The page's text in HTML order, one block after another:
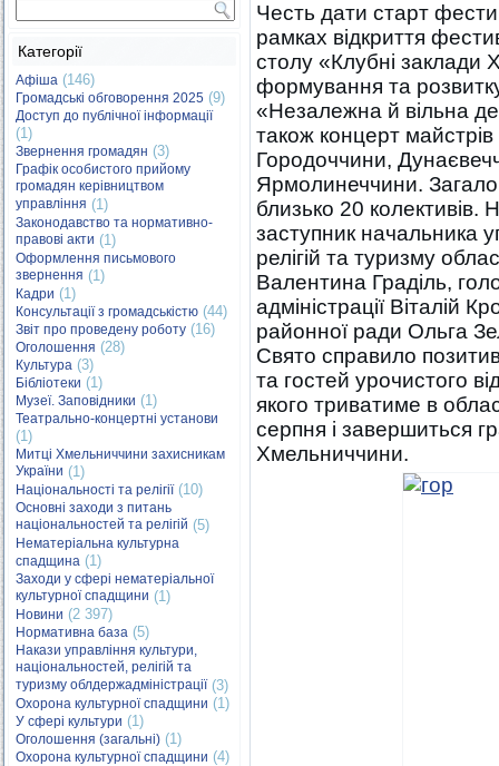
Категорії
Афіша (146)
Громадські обговорення 2025 (9)
Доступ до публічної інформації
(1)
Звернення громадян (3)
Графік особистого прийому
громадян керівництвом
управління (1)
Законодавство та нормативно-
правові акти (1)
Оформлення письмового
звернення (1)
Кадри (1)
Консультації з громадськістю (44)
Звіт про проведену роботу (16)
Оголошення (28)
Культура (3)
Бібліотеки (1)
Музеї. Заповідники (1)
Театрально-концертні установи
(1)
Митці Хмельниччини захисникам
України (1)
Національності та релігії(10)
Основні заходи з питань
національностей та релігій (5)
Нематеріальна культурна
спадщина (1)
Заходи у сфері нематеріальної
культурної спадщини (1)
Новини (2 397)
Нормативна база (5)
Накази управління культури,
національностей, релігій та
туризму облдержадміністрації(3)
Охорона культурної спадщини (1)
У сфері культури (1)
Оголошення (загальні) (1)
Охорона культурної спадщини (4)
Честь дати старт
рамках відкриття
столу «Клубні заклади
формування та
«Незалежна й вільна
також концерт
Городоччини,
Ярмолинеччини.
близько 20 колективів.
заступник начальника
релігій та туризму
Валентина Граділь,
адміністрації Віталій
районної ради Ольга
Свято справило
та гостей урочистого
якого триватиме в
серпня і завершиться
Хмельниччини.